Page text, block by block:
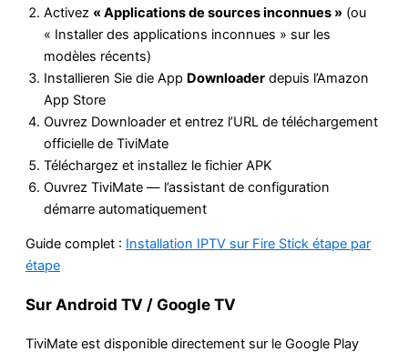
Activez « Applications de sources inconnues » (ou
« Installer des applications inconnues » sur les
modèles récents)
Installieren Sie die App Downloader depuis l’Amazon
App Store
Ouvrez Downloader et entrez l’URL de téléchargement
officielle de TiviMate
Téléchargez et installez le fichier APK
Ouvrez TiviMate — l’assistant de configuration
démarre automatiquement
Guide complet : Installation IPTV sur Fire Stick étape par
étape
Sur Android TV / Google TV
TiviMate est disponible directement sur le Google Play